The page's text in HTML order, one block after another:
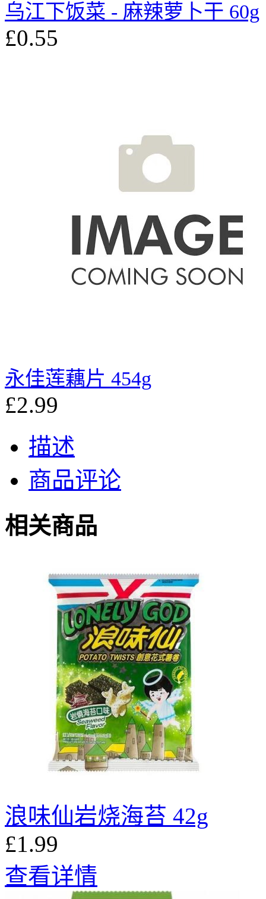
乌江下饭菜 - 麻辣萝卜干 60g
£0.55
永佳莲藕片 454g
£2.99
描述
商品评论
相关商品
浪味仙岩烧海苔 42g
£1.99
查看详情